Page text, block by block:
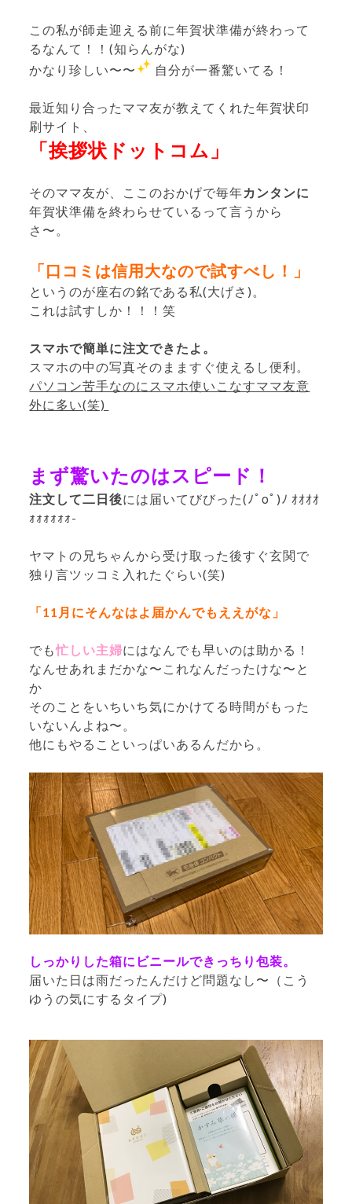
この私が師走迎える前に年賀状準備が終わって
るなんて！！(知らんがな)
かなり珍しい〜〜
自分が一番驚いてる！
最近知り合ったママ友が教えてくれた年賀状印
刷サイト、
「挨拶状ドットコム」
そのママ友が、ここのおかげで毎年カンタンに
年賀状準備を終わらせているって言うから
さ〜。
「口コミは信用大なので試すべし！」
というのが座右の銘である私(大げさ)。
これは試すしか！！！笑
スマホで簡単に注文できたよ。
スマホの中の写真そのまますぐ使えるし便利。
パソコン苦手なのにスマホ使いこなすママ友意
外に多い(笑)
まず驚いたのはスピード！
注文して二日後には届いてびびった(ﾉﾟοﾟ)ﾉ ｵｵｵｵ
ｫｫｫｫｫｫ-
ヤマトの兄ちゃんから受け取った後すぐ玄関で
独り言ツッコミ入れたぐらい(笑)
「11月にそんなはよ届かんでもええがな」
でも忙しい主婦にはなんでも早いのは助かる！
なんせあれまだかな〜これなんだったけな〜と
か
そのことをいちいち気にかけてる時間がもった
いないんよね〜。
他にもやることいっぱいあるんだから。
しっかりした箱にビニールできっちり包装。
届いた日は雨だったんだけど問題なし〜（こう
ゆうの気にするタイプ)